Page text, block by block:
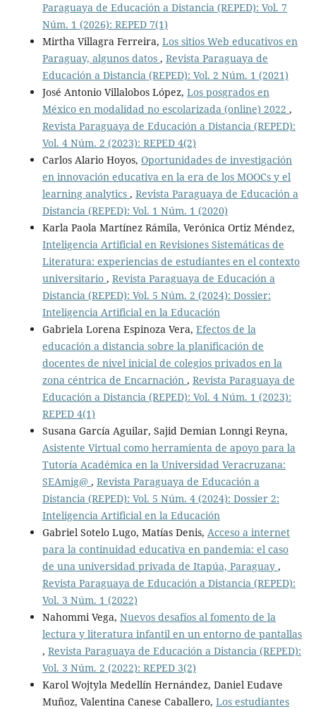
Paraguaya de Educación a Distancia (REPED): Vol. 7
Núm. 1 (2026): REPED 7(1)
Mirtha Villagra Ferreira, Los sitios Web educativos en
Paraguay, algunos datos , Revista Paraguaya de
Educación a Distancia (REPED): Vol. 2 Núm. 1 (2021)
José Antonio Villalobos López, Los posgrados en
México en modalidad no escolarizada (online) 2022 ,
Revista Paraguaya de Educación a Distancia (REPED):
Vol. 4 Núm. 2 (2023): REPED 4(2)
Carlos Alario Hoyos, Oportunidades de investigación
en innovación educativa en la era de los MOOCs y el
learning analytics , Revista Paraguaya de Educación a
Distancia (REPED): Vol. 1 Núm. 1 (2020)
Karla Paola Martínez Rámila, Verónica Ortiz Méndez,
Inteligencia Artificial en Revisiones Sistemáticas de
Literatura: experiencias de estudiantes en el contexto
universitario , Revista Paraguaya de Educación a
Distancia (REPED): Vol. 5 Núm. 2 (2024): Dossier:
Inteligencia Artificial en la Educación
Gabriela Lorena Espinoza Vera, Efectos de la
educación a distancia sobre la planificación de
docentes de nivel inicial de colegios privados en la
zona céntrica de Encarnación , Revista Paraguaya de
Educación a Distancia (REPED): Vol. 4 Núm. 1 (2023):
REPED 4(1)
Susana García Aguilar, Sajid Demian Lonngi Reyna,
Asistente Virtual como herramienta de apoyo para la
Tutoría Académica en la Universidad Veracruzana:
SEAmig@ , Revista Paraguaya de Educación a
Distancia (REPED): Vol. 5 Núm. 4 (2024): Dossier 2:
Inteligencia Artificial en la Educación
Gabriel Sotelo Lugo, Matías Denis, Acceso a internet
para la continuidad educativa en pandemia: el caso
de una universidad privada de Itapúa, Paraguay ,
Revista Paraguaya de Educación a Distancia (REPED):
Vol. 3 Núm. 1 (2022)
Nahommi Vega, Nuevos desafíos al fomento de la
lectura y literatura infantil en un entorno de pantallas
, Revista Paraguaya de Educación a Distancia (REPED):
Vol. 3 Núm. 2 (2022): REPED 3(2)
Karol Wojtyla Medellín Hernández, Daniel Eudave
Muñoz, Valentina Canese Caballero, Los estudiantes